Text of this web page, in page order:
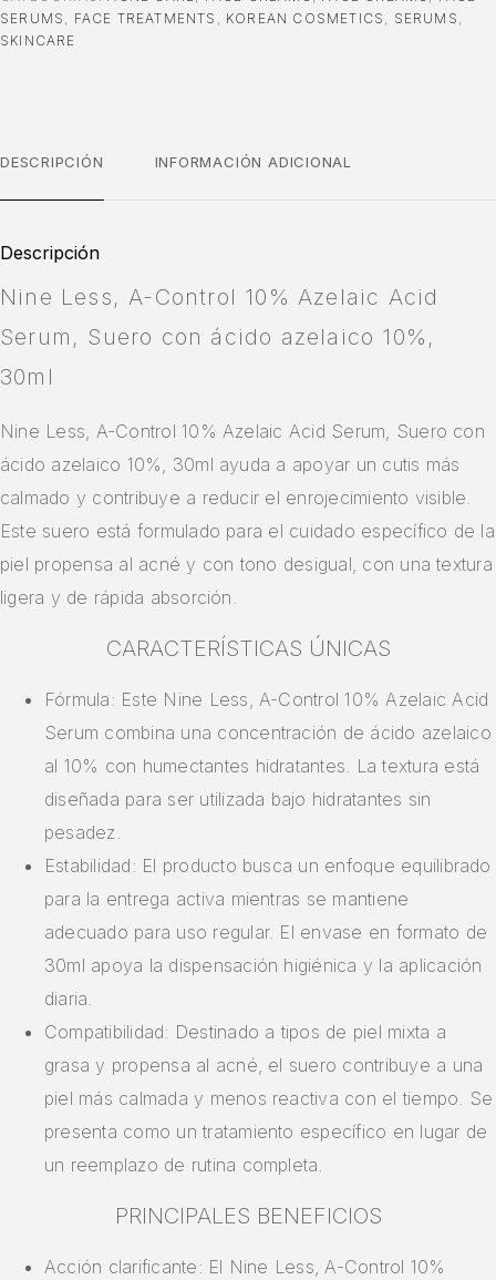
SERUMS , FACE TREATMENTS , KOREAN COSMETICS , SERUMS ,
SKINCARE
DESCRIPCIÓN INFORMACIÓN ADICIONAL
Descripción
Nine Less, A-Control 10% Azelaic Acid
Serum, Suero con ácido azelaico 10%,
30ml
Nine Less, A-Control 10% Azelaic Acid Serum, Suero con
ácido azelaico 10%, 30ml ayuda a apoyar un cutis más
calmado y contribuye a reducir el enrojecimiento visible.
Este suero está formulado para el cuidado específico de la
piel propensa al acné y con tono desigual, con una textura
ligera y de rápida absorción.
CARACTERÍSTICAS ÚNICAS
Fórmula: Este Nine Less, A-Control 10% Azelaic Acid
Serum combina una concentración de ácido azelaico
al 10% con humectantes hidratantes. La textura está
diseñada para ser utilizada bajo hidratantes sin
pesadez.
Estabilidad: El producto busca un enfoque equilibrado
para la entrega activa mientras se mantiene
adecuado para uso regular. El envase en formato de
30ml apoya la dispensación higiénica y la aplicación
diaria.
Compatibilidad: Destinado a tipos de piel mixta a
grasa y propensa al acné, el suero contribuye a una
piel más calmada y menos reactiva con el tiempo. Se
presenta como un tratamiento específico en lugar de
un reemplazo de rutina completa.
PRINCIPALES BENEFICIOS
Acción clarificante: El Nine Less, A-Control 10%